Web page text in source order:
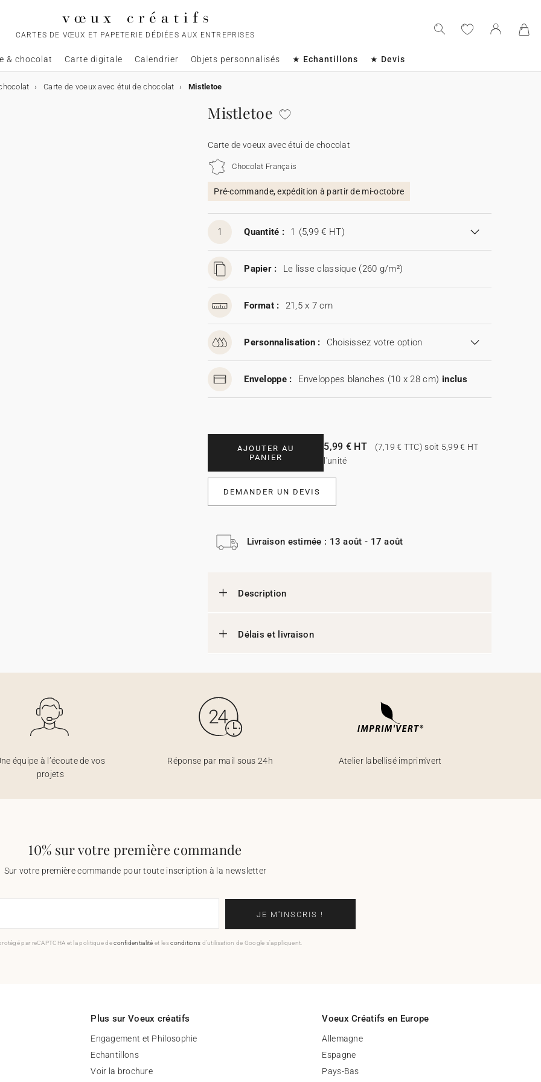
CARTES DE VŒUX ET PAPETERIE DÉDIÉES AUX ENTREPRISES
& chocolat Carte digitale Calendrier Objets personnalisés ★ Echantillons ★ Devis
Carte de voeux avec étui de chocolat Mistletoe
Mistletoe
Carte de voeux avec étui de chocolat
Chocolat Français
Pré-commande, expédition à partir de mi-octobre
1 Quantité : 1 (5,99 € HT)
Papier : Le lisse classique (260 g/m²)
Format : 21,5 x 7 cm
Personnalisation : Choisissez votre option
Enveloppe : Enveloppes blanches (10 x 28 cm) inclus
AJOUTER AU
PANIER
5,99 € HT
(7,19 € TTC) soit 5,99 € HT
l'unité
DEMANDER UN DEVIS
Livraison estimée : 13 août - 17 août
Description
Délais et livraison
équipe à l’écoute de vos
projets
Réponse par mail sous 24h Atelier labellisé imprim'vert
10% sur votre première commande
Sur votre première commande pour toute inscription à la newsletter
JE M'INSCRIS !
par reCAPTCHA et la politique deconfidentialité et lesconditions d'utilisation de Google s'appliquent.
Plus sur Voeux créatifs
Engagement et Philosophie
Echantillons
Voir la brochure
Voeux Créatifs en Europe
Allemagne
Espagne
Pays-Bas